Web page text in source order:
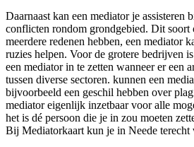
Daarnaast kan een mediator je assisteren
conflicten rondom grondgebied. Dit soort
meerdere redenen hebben, een mediator
ruzies helpen. Voor de grotere bedrijven
een mediator in te zetten wanneer er een
tussen diverse sectoren. kunnen een
bijvoorbeeld een geschil hebben over
mediator eigenlijk inzetbaar voor alle
het is dé persoon die je in zou moeten
Bij Mediatorkaart kun je in Neede terecht